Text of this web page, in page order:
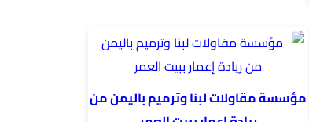
مؤسسة مقاولات لبنا وترميم باليمن من